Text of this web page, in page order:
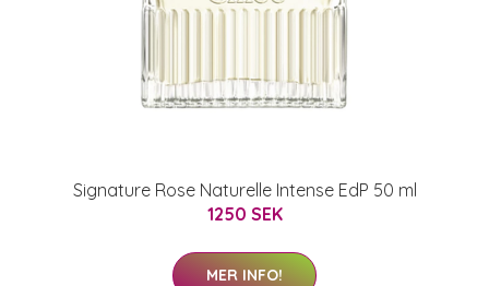
Signature Rose Naturelle Intense EdP 50 ml
1250 SEK
MER INFO!